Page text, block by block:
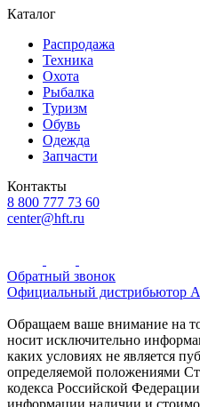
Каталог
Распродажа
Техника
Охота
Рыбалка
Туризм
Обувь
Одежда
Запчасти
Контакты
8 800 777 73 60
center@hft.ru
Обратный звонок
Официальный дистрибьютор
Обращаем ваше внимание на
носит исключительно
каких условиях не является
определяемой положениями
кодекса Российской
информации наличии и